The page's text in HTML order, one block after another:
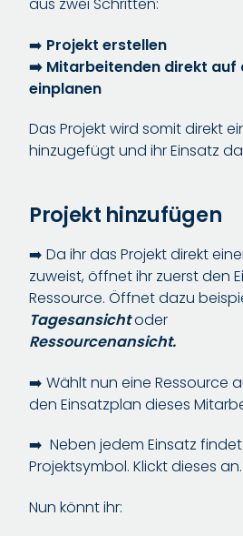
aus zwei Schritten:
➡️ Projekt erstellen
➡️ Mitarbeitenden direkt auf
einplanen
Das Projekt wird somit direkt
hinzugefügt und ihr Einsatz
Projekt hinzufügen
➡️ Da ihr das Projekt direkt
zuweist, öffnet ihr zuerst den
Ressource. Öffnet dazu
Tagesansichtoder
Ressourcenansicht.
➡️ Wählt nun eine Ressource
den Einsatzplan dieses
➡️ Neben jedem Einsatz findet
Projektsymbol. Klickt dieses an.
Nun könnt ihr: